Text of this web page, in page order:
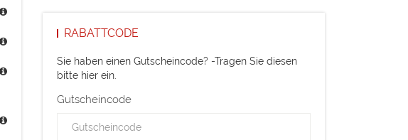
RABATTCODE
Sie haben einen Gutscheincode? -Tragen Sie diesen
bitte hier ein.
Gutscheincode